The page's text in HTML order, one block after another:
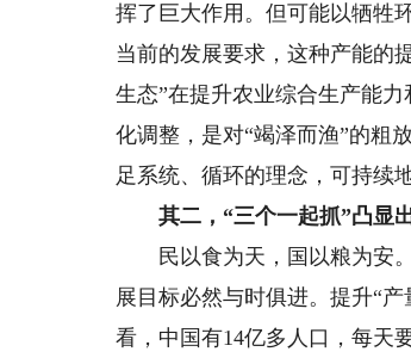
挥了巨大作用。但可能以牺牲
当前的发展要求，这种产能的
生态”在提升农业综合生产能
化调整，是对“竭泽而渔”的粗
足系统、循环的理念，可持续
其二，“三个一起抓”凸显出
民以食为天，国以粮为安。
展目标必然与时俱进。提升“
看，中国有14亿多人口，每天